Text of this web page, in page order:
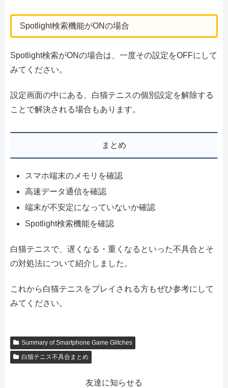
Spotlight検索機能がONの場合
Spotlight検索がONの場合は、一度その設定をOFFにして
みてください。
設定画面の中にある、白猫テニスの個別設定を解除する
ことで解決される場合もあります。
まとめ
スマホ端末のメモリを確認
高速データ通信を確認
端末が不安定になっていないか確認
Spotlight検索機能を確認
白猫テニスで、遅くなる・重くなるといった不具合とそ
の対処法について紹介しました。
これから白猫テニスをプレイされる方もぜひ参考にして
みてください。
Summary of Smartphone Game Glitches
白猫テニス不具合まとめ
友達に知らせる